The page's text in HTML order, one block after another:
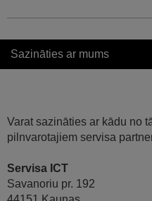
Sazināties ar mums
Varat sazināties ar kādu no
pilnvarotajiem servisa
Servisa ICT
Savanoriu pr. 192